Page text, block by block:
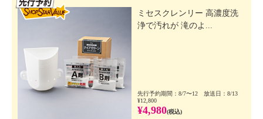
ミセスクレンリー 高濃度洗
浄で汚れが 滝のよ...
先行予約期間：8/7〜12 放送日：8/13
¥12,800
¥4,980(税込)